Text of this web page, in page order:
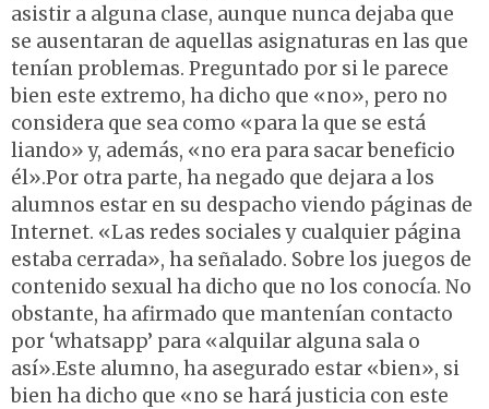
asistir a alguna clase, aunque nunca dejaba que
se ausentaran de aquellas asignaturas en las que
tenían problemas. Preguntado por si le parece
bien este extremo, ha dicho que «no», pero no
considera que sea como «para la que se está
liando» y, además, «no era para sacar beneficio
él».Por otra parte, ha negado que dejara a los
alumnos estar en su despacho viendo páginas de
Internet. «Las redes sociales y cualquier página
estaba cerrada», ha señalado. Sobre los juegos de
contenido sexual ha dicho que no los conocía. No
obstante, ha afirmado que mantenían contacto
por ‘whatsapp’ para «alquilar alguna sala o
así».Este alumno, ha asegurado estar «bien», si
bien ha dicho que «no se hará justicia con este